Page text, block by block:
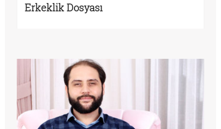
Erkeklik Dosyası